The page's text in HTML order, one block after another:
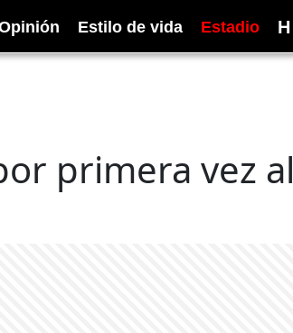
Estilo de vida Estadio H
primera vez al